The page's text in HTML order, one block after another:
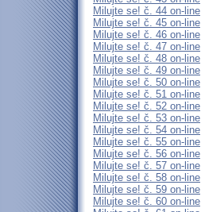
Milujte se! č. 44 on-line
Milujte se! č. 45 on-line
Milujte se! č. 46 on-line
Milujte se! č. 47 on-line
Milujte se! č. 48 on-line
Milujte se! č. 49 on-line
Milujte se! č. 50 on-line
Milujte se! č. 51 on-line
Milujte se! č. 52 on-line
Milujte se! č. 53 on-line
Milujte se! č. 54 on-line
Milujte se! č. 55 on-line
Milujte se! č. 56 on-line
Milujte se! č. 57 on-line
Milujte se! č. 58 on-line
Milujte se! č. 59 on-line
Milujte se! č. 60 on-line